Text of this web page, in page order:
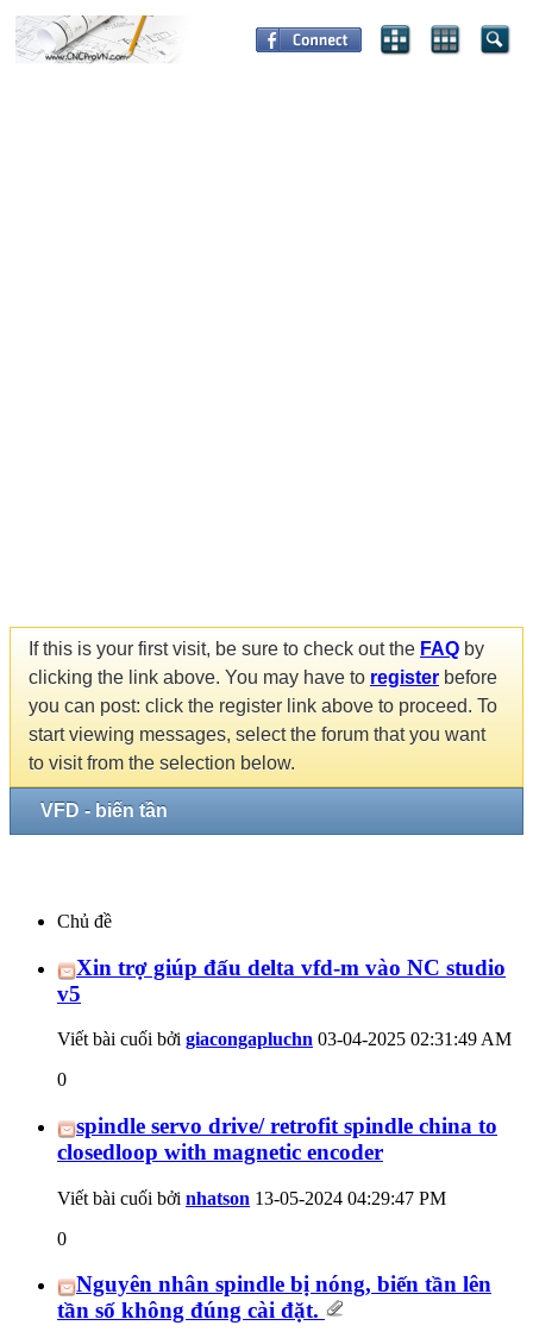
If this is your first visit, be sure to check out the FAQ by
clicking the link above. You may have to register before
you can post: click the register link above to proceed. To
start viewing messages, select the forum that you want
to visit from the selection below.
VFD - biến tần
Chủ đề
Xin trợ giúp đấu delta vfd-m vào NC studio
v5
Viết bài cuối bởi giacongapluchn 03-04-2025 02:31:49 AM
0
spindle servo drive/ retrofit spindle china to
closedloop with magnetic encoder
Viết bài cuối bởi nhatson 13-05-2024 04:29:47 PM
0
Nguyên nhân spindle bị nóng, biến tần lên
tần số không đúng cài đặt.